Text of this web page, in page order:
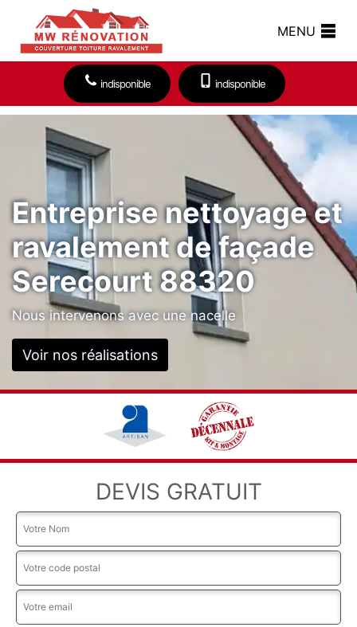
MENU
indisponible indisponible
Entreprise nettoyage et
ravalement de façade
Serecourt 88320
Nous intervenons avec une nacelle
Voir nos réalisations
DEVIS GRATUIT